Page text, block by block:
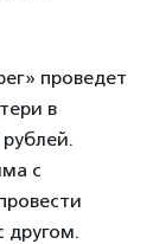
проведет
в
с
другом.